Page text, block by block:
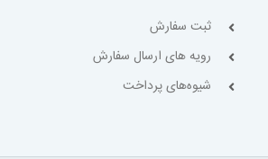
ثبت سفارش
رویه های ارسال سفارش
شیوه‌های پرداخت